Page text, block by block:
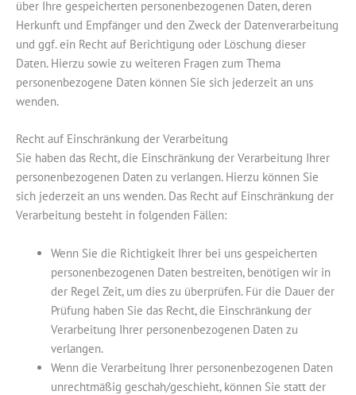
über Ihre gespeicherten personenbezogenen Daten, deren
Herkunft und Empfänger und den Zweck der Datenverarbeitung
und ggf. ein Recht auf Berichtigung oder Löschung dieser
Daten. Hierzu sowie zu weiteren Fragen zum Thema
personenbezogene Daten können Sie sich jederzeit an uns
wenden.
Recht auf Einschränkung der Verarbeitung
Sie haben das Recht, die Einschränkung der Verarbeitung Ihrer
personenbezogenen Daten zu verlangen. Hierzu können Sie
sich jederzeit an uns wenden. Das Recht auf Einschränkung der
Verarbeitung besteht in folgenden Fällen:
Wenn Sie die Richtigkeit Ihrer bei uns gespeicherten
personenbezogenen Daten bestreiten, benötigen wir in
der Regel Zeit, um dies zu überprüfen. Für die Dauer der
Prüfung haben Sie das Recht, die Einschränkung der
Verarbeitung Ihrer personenbezogenen Daten zu
verlangen.
Wenn die Verarbeitung Ihrer personenbezogenen Daten
unrechtmäßig geschah/geschieht, können Sie statt der